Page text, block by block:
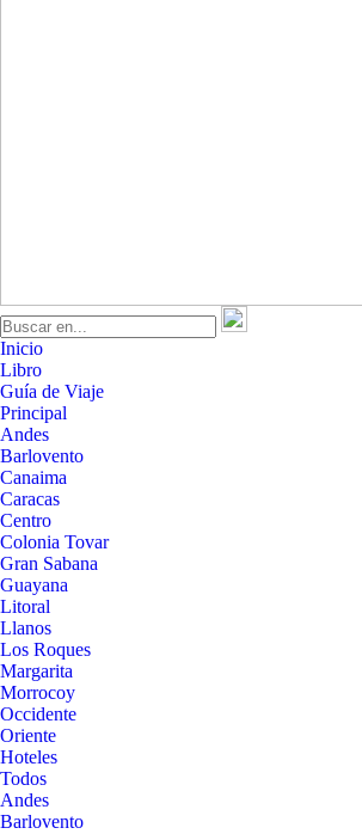
Inicio
Libro
Guía de Viaje
Principal
Andes
Barlovento
Canaima
Caracas
Centro
Colonia Tovar
Gran Sabana
Guayana
Litoral
Llanos
Los Roques
Margarita
Morrocoy
Occidente
Oriente
Hoteles
Todos
Andes
Barlovento